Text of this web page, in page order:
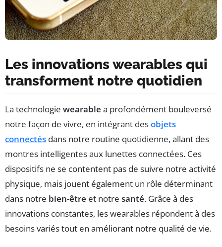
Les innovations wearables qui
transforment notre quotidien
La technologie wearable a profondément bouleversé
notre façon de vivre, en intégrant desobjets
connectés dans notre routine quotidienne, allant des
montres intelligentes aux lunettes connectées. Ces
dispositifs ne se contentent pas de suivre notre activité
physique, mais jouent également un rôle déterminant
dans notre bien-être et notre santé. Grâce à des
innovations constantes, les wearables répondent à des
besoins variés tout en améliorant notre qualité de vie.